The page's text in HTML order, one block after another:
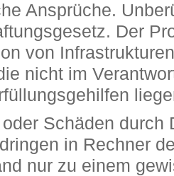
Ansprüche.
Der
von
nicht im
Schäden durch
in Rechner
nur zu einem